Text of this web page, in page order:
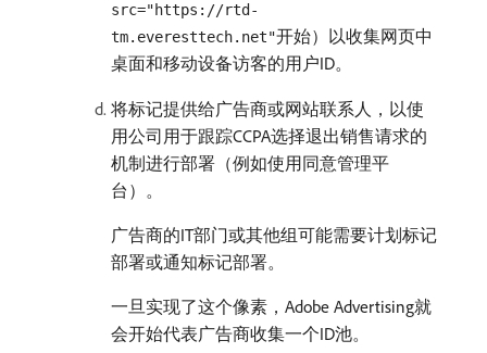
src="https://rtd-
tm.everesttech.net"开始）以收集网页中
桌面和移动设备访客的用户ID。
将标记提供给广告商或网站联系人，以使
用公司用于跟踪CCPA选择退出销售请求的
机制进行部署（例如使用同意管理平
台）。
广告商的IT部门或其他组可能需要计划标记
部署或通知标记部署。
一旦实现了这个像素，Adobe Advertising就
会开始代表广告商收集一个ID池。